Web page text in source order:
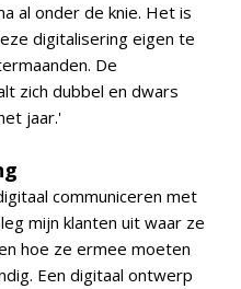
al onder de knie. Het is
digitalisering eigen te
De
zich dubbel en dwars
jaar.'
communiceren met
mijn klanten uit waar ze
hoe ze ermee moeten
Een digitaal ontwerp